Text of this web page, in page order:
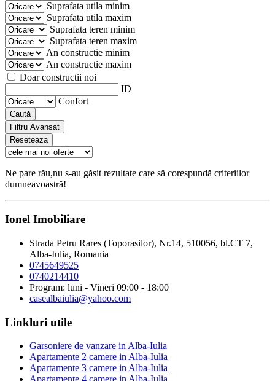
Suprafata utila minim
Suprafata utila maxim
Suprafata teren minim
Suprafata teren maxim
An constructie minim
An constructie maxim
Doar constructii noi
ID
Confort
Caută
Filtru Avansat
Reseteaza
Ne pare rău,nu s-au găsit rezultate care să corespundă criteriilor
dumneavoastră!
Ionel Imobiliare
Strada Petru Rares (Toporasilor), Nr.14, 510056, bl.CT 7,
Alba-Iulia, Romania
0745649525
0740214410
Program: luni - Vineri 09:00 - 18:00
casealbaiulia@yahoo.com
Linkluri utile
Garsoniere de vanzare in Alba-Iulia
Apartamente 2 camere in Alba-Iulia
Apartamente 3 camere in Alba-Iulia